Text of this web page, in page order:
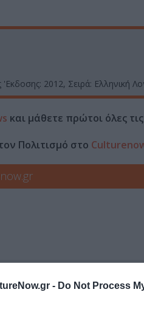
- Do Not Process
'Εκδοσης: 2012, Σειρά: Ελληνική
και μάθετε πρώτοι όλες
Πολιτισμό στο
Τέχνη και τον Πολιτισμό!